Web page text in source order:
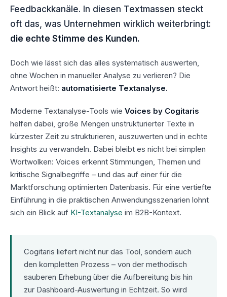
05Fazit: Von Daten zu Entscheidungen
Feedbackkanäle. In diesen Textmassen steckt
oft das, was Unternehmen wirklich weiterbringt:
die echte Stimme des Kunden.
Doch wie lässt sich das alles systematisch auswerten,
ohne Wochen in manueller Analyse zu verlieren? Die
Antwort heißt: automatisierte Textanalyse.
Moderne Textanalyse-Tools wie Voices by Cogitaris
helfen dabei, große Mengen unstrukturierter Texte in
kürzester Zeit zu strukturieren, auszuwerten und in echte
Insights zu verwandeln. Dabei bleibt es nicht bei simplen
Wortwolken: Voices erkennt Stimmungen, Themen und
kritische Signalbegriffe – und das auf einer für die
Marktforschung optimierten Datenbasis. Für eine vertiefte
Einführung in die praktischen Anwendungsszenarien lohnt
sich ein Blick auf KI-Textanalyse im B2B-Kontext.
Cogitaris liefert nicht nur das Tool, sondern auch
den kompletten Prozess – von der methodisch
sauberen Erhebung über die Aufbereitung bis hin
zur Dashboard-Auswertung in Echtzeit. So wird